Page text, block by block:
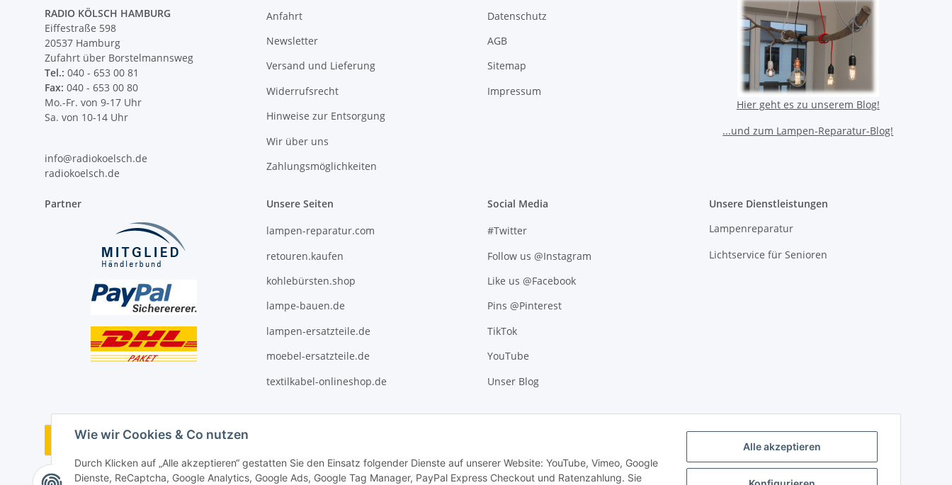
Alle akzeptieren
Wie wir Cookies & Co nutzen
Durch Klicken auf „Alle akzeptieren“ gestatten Sie den Einsatz folgender Dienste auf unserer Website: YouTube, Vimeo, Google
Dienste, ReCaptcha, Google Analytics, Google Ads, Google Tag Manager, PayPal Express Checkout und Ratenzahlung. Sie
RADIO KÖLSCH HAMBURG
Eiffestraße 598
20537 Hamburg
Zufahrt über Borstelmannsweg
Tel.: 040 - 653 00 81
Fax: 040 - 653 00 80
Mo.-Fr. von 9-17 Uhr
Sa. von 10-14 Uhr
info@radiokoelsch.de
radiokoelsch.de
Anfahrt
Newsletter
Versand und Lieferung
Widerrufsrecht
Hinweise zur Entsorgung
Wir über uns
Zahlungsmöglichkeiten
Datenschutz
AGB
Sitemap
Impressum
Hier geht es zu unserem Blog!
...und zum Lampen-Reparatur-Blog!
Partner Unsere Seiten
lampen-reparatur.com
retouren.kaufen
kohlebürsten.shop
lampe-bauen.de
lampen-ersatzteile.de
moebel-ersatzteile.de
textilkabel-onlineshop.de
Social Media
#Twitter
Follow us @Instagram
Like us @Facebook
Pins @Pinterest
TikTok
YouTube
Unser Blog
Unsere Dienstleistungen
Lampenreparatur
Lichtservice für Senioren
Vertrag widerrufen